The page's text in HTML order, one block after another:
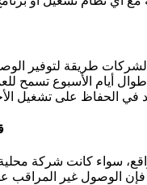
طريقة لتوفير
أيام الأسبوع تسمح
سواء كانت شركة